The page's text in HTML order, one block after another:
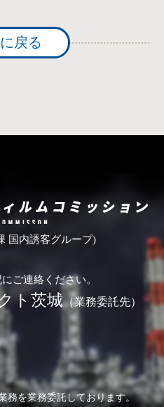
戻る
国内誘客グループ)
ご連絡ください。
ト茨城（業務委託先）
務を業務委託しております。